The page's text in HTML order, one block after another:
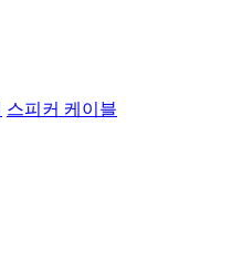
스피커 케이블